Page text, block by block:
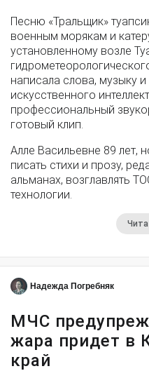
Песню «Тральщик»
военным морякам и
установленному возле
написала слова, музыку
искусственного
профессиональный
готовый клип.
Алле Васильевне 89 лет,
писать стихи и прозу,
альманах, возглавлять
технологии.
Надежда Погребняк
МЧС
жара придет в
край